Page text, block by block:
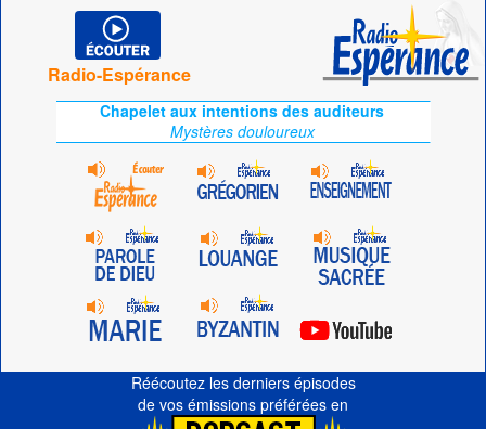
Radio-Espérance
Chapelet aux intentions des auditeurs
Mystères douloureux
Réécoutez les derniers épisodes
de vos émissions préférées en